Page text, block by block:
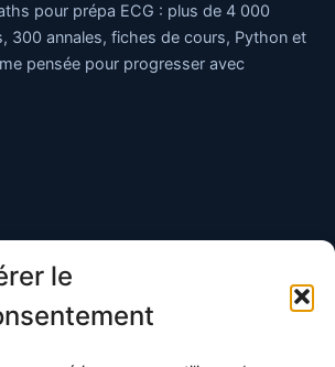
le
pour prépa ECG : plus de 4 000
300 annales, fiches de cours, Python et
pensée pour progresser avec